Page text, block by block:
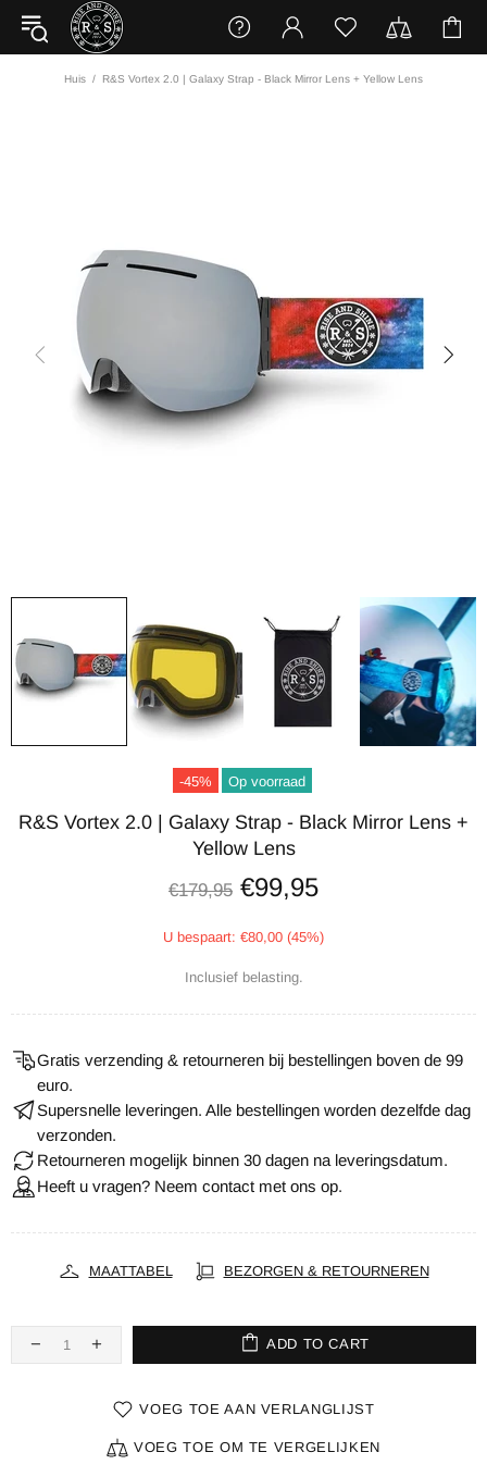
Huis R&S Vortex 2.0 | Galaxy Strap - Black Mirror Lens + Yellow Lens
-45% Op voorraad
R&S Vortex 2.0 | Galaxy Strap - Black Mirror Lens +
Yellow Lens
€179,95 €99,95
U bespaart: €80,00 (45%)
Inclusief belasting.
Gratis verzending & retourneren bij bestellingen boven de 99
euro.
Supersnelle leveringen. Alle bestellingen worden dezelfde dag
verzonden.
Retourneren mogelijk binnen 30 dagen na leveringsdatum.
Heeft u vragen? Neem contact met ons op.
MAATTABEL BEZORGEN & RETOURNEREN
ADD TO CART
VOEG TOE AAN VERLANGLIJST
VOEG TOE OM TE VERGELIJKEN